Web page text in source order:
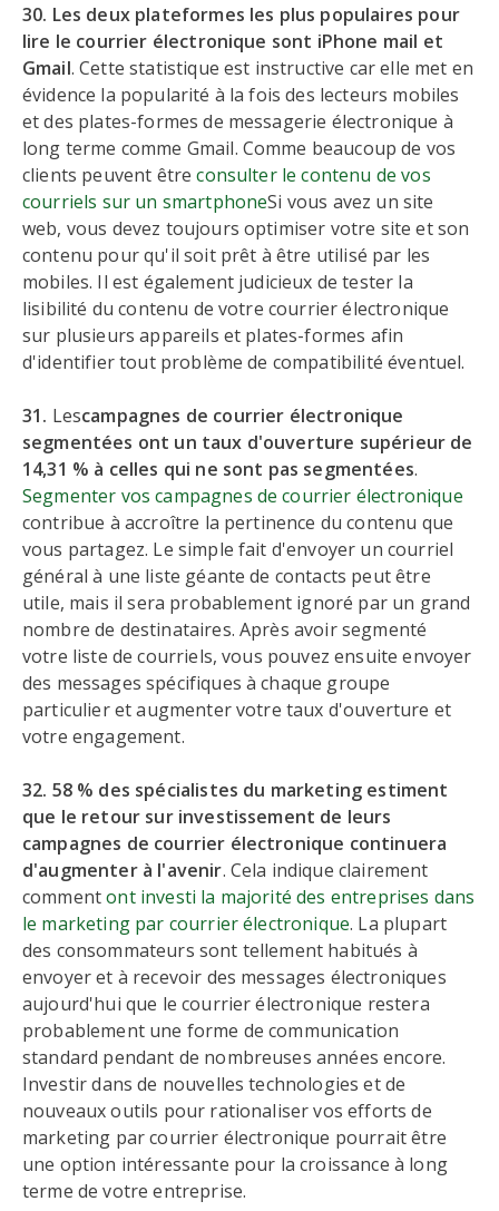
30. Les deux plateformes les plus populaires pour
lire le courrier électronique sont iPhone mail et
Gmail. Cette statistique est instructive car elle met en
évidence la popularité à la fois des lecteurs mobiles
et des plates-formes de messagerie électronique à
long terme comme Gmail. Comme beaucoup de vos
clients peuvent êtreconsulter le contenu de vos
courriels sur un smartphoneSi vous avez un site
web, vous devez toujours optimiser votre site et son
contenu pour qu'il soit prêt à être utilisé par les
mobiles. Il est également judicieux de tester la
lisibilité du contenu de votre courrier électronique
sur plusieurs appareils et plates-formes afin
d'identifier tout problème de compatibilité éventuel.
31. Lescampagnes de courrier électronique
segmentées ont un taux d'ouverture supérieur de
14,31 % à celles qui ne sont pas segmentées.
Segmenter vos campagnes de courrier électronique
contribue à accroître la pertinence du contenu que
vous partagez. Le simple fait d'envoyer un courriel
général à une liste géante de contacts peut être
utile, mais il sera probablement ignoré par un grand
nombre de destinataires. Après avoir segmenté
votre liste de courriels, vous pouvez ensuite envoyer
des messages spécifiques à chaque groupe
particulier et augmenter votre taux d'ouverture et
votre engagement.
32. 58 % des spécialistes du marketing estiment
que le retour sur investissement de leurs
campagnes de courrier électronique continuera
d'augmenter à l'avenir. Cela indique clairement
commentont investi la majorité des entreprises dans
le marketing par courrier électronique. La plupart
des consommateurs sont tellement habitués à
envoyer et à recevoir des messages électroniques
aujourd'hui que le courrier électronique restera
probablement une forme de communication
standard pendant de nombreuses années encore.
Investir dans de nouvelles technologies et de
nouveaux outils pour rationaliser vos efforts de
marketing par courrier électronique pourrait être
une option intéressante pour la croissance à long
terme de votre entreprise.